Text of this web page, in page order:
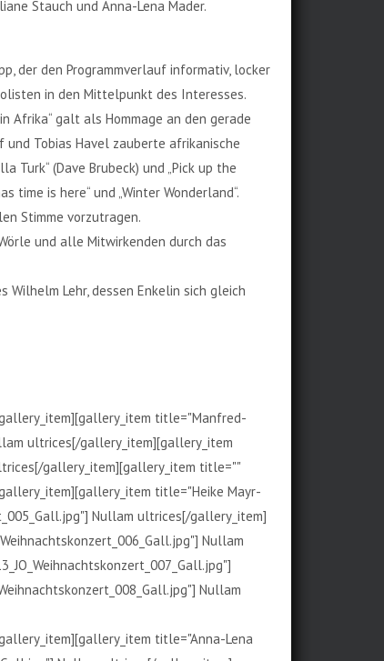
Stauch und Anna-Lena Mader.
der den Programmverlauf informativ, locker
in den Mittelpunkt des Interesses.
Afrika“ galt als Hommage an den gerade
Tobias Havel zauberte afrikanische
Turk“ (Dave Brubeck) und „Pick up the
time is here“ und „Winter Wonderland“.
Stimme vorzutragen.
und alle Mitwirkenden durch das
Wilhelm Lehr, dessen Enkelin sich gleich
title="Manfred-
ultrices[/gallery_item][gallery_item
gallery_item][gallery_item title=""
title="Heike Mayr-
Nullam ultrices[/gallery_item]
Nullam
Nullam
title="Anna-Lena